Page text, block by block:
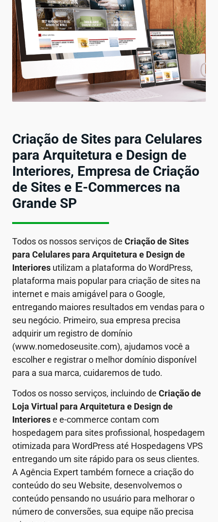
Criação de Sites para Celulares
para Arquitetura e Design de
Interiores, Empresa de Criação
de Sites e E-Commerces na
Grande SP
Todos os nossos serviços de Criação de Sites
para Celulares para Arquitetura e Design de
Interiores utilizam a plataforma do WordPress,
plataforma mais popular para criação de sites na
internet e mais amigável para o Google,
entregando maiores resultados em vendas para o
seu negócio. Primeiro, sua empresa precisa
adquirir um registro de domínio
(www.nomedoseusite.com), ajudamos você a
escolher e registrar o melhor domínio disponível
para a sua marca, cuidaremos de tudo.
Todos os nosso serviços, incluindo de Criação de
Loja Virtual para Arquitetura e Design de
Interiorese e-commerce contam com
hospedagem para sites profissional, hospedagem
otimizada para WordPress até Hospedagens VPS
entregando um site rápido para os seus clientes.
A Agência Expert também fornece a criação do
conteúdo do seu Website, desenvolvemos o
conteúdo pensando no usuário para melhorar o
número de conversões, sua equipe não precisa